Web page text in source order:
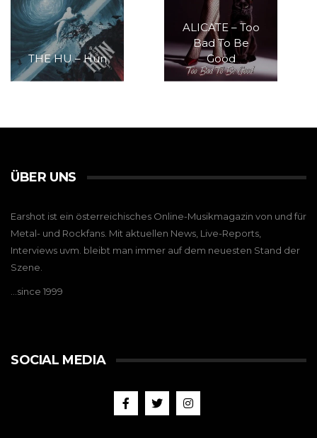
THE HU – Hun
ALICATE – Too
Bad To Be
Good
ÜBER UNS
Earshot ist ein österreichisches Online-Musikmagazin von und für
Metal- und Rockfans. Mit aktuellen News, Live-Reports,
Interviews uvm. bleibt man immer auf dem neuesten Stand der
Szene.
…since 1999
SOCIAL MEDIA